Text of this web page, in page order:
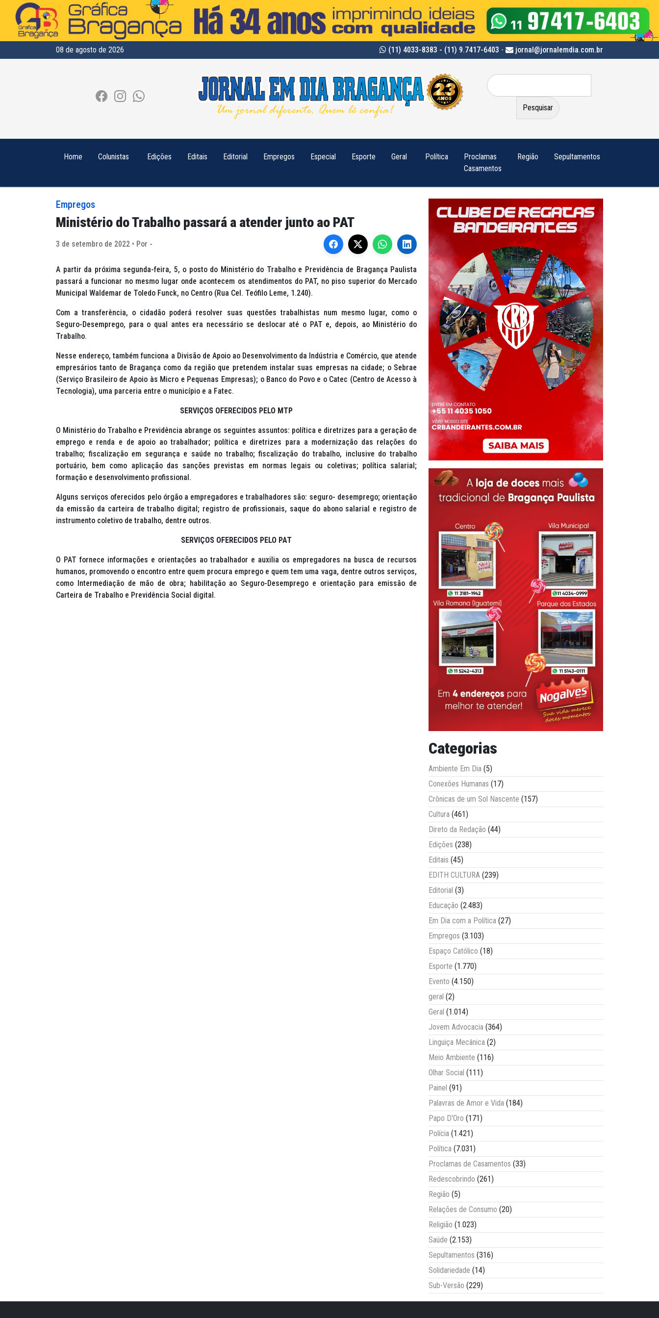
08 de agosto de 2026 (11) 4033-8383 - (11) 9.7417-6403 - jornal@jornalemdia.com.br
Pesquisar
por:
Home Colunistas Edições Editais Editorial Empregos Especial Esporte Geral Política
Proclamas
Casamentos
Região Sepultamentos
Empregos
Ministério do Trabalho passará a atender junto ao PAT
3 de setembro de 2022 • Por -
A partir da próxima segunda-feira, 5, o posto do Ministério do Trabalho e Previdência de Bragança Paulista
passará a funcionar no mesmo lugar onde acontecem os atendimentos do PAT, no piso superior do Mercado
Municipal Waldemar de Toledo Funck, no Centro (Rua Cel. Teófilo Leme, 1.240).
Com a transferência, o cidadão poderá resolver suas questões trabalhistas num mesmo lugar, como o
Seguro-Desemprego, para o qual antes era necessário se deslocar até o PAT e, depois, ao Ministério do
Trabalho.
Nesse endereço, também funciona a Divisão de Apoio ao Desenvolvimento da Indústria e Comércio, que atende
empresários tanto de Bragança como da região que pretendem instalar suas empresas na cidade; o Sebrae
(Serviço Brasileiro de Apoio às Micro e Pequenas Empresas); o Banco do Povo e o Catec (Centro de Acesso à
Tecnologia), uma parceria entre o município e a Fatec.
SERVIÇOS OFERECIDOS PELO MTP
O Ministério do Trabalho e Previdência abrange os seguintes assuntos: política e diretrizes para a geração de
emprego e renda e de apoio ao trabalhador; política e diretrizes para a modernização das relações do
trabalho; fiscalização em segurança e saúde no trabalho; fiscalização do trabalho, inclusive do trabalho
portuário, bem como aplicação das sanções previstas em normas legais ou coletivas; política salarial;
formação e desenvolvimento profissional.
Alguns serviços oferecidos pelo órgão a empregadores e trabalhadores são: seguro- desemprego; orientação
da emissão da carteira de trabalho digital; registro de profissionais, saque do abono salarial e registro de
instrumento coletivo de trabalho, dentre outros.
SERVIÇOS OFERECIDOS PELO PAT
O PAT fornece informações e orientações ao trabalhador e auxilia os empregadores na busca de recursos
humanos, promovendo o encontro entre quem procura emprego e quem tem uma vaga, dentre outros serviços,
como Intermediação de mão de obra; habilitação ao Seguro-Desemprego e orientação para emissão de
Carteira de Trabalho e Previdência Social digital.
Categorias
Ambiente Em Dia (5)
Conexões Humanas (17)
Crônicas de um Sol Nascente (157)
Cultura (461)
Direto da Redação (44)
Edições (238)
Editais (45)
EDITH CULTURA (239)
Editorial (3)
Educação (2.483)
Em Dia com a Política (27)
Empregos (3.103)
Espaço Católico (18)
Esporte (1.770)
Evento (4.150)
geral (2)
Geral (1.014)
Jovem Advocacia (364)
Linguiça Mecânica (2)
Meio Ambiente (116)
Olhar Social (111)
Painel (91)
Palavras de Amor e Vida (184)
Papo D'Oro (171)
Polícia (1.421)
Política (7.031)
Proclamas de Casamentos (33)
Redescobrindo (261)
Região (5)
Relações de Consumo (20)
Religião (1.023)
Saúde (2.153)
Sepultamentos (316)
Solidariedade (14)
Sub-Versão (229)